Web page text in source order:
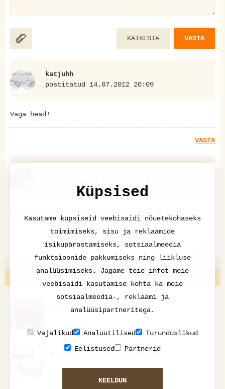
KATKESTA VASTA
katjuhh
postitatud 14.07.2012 20:09
Väga head!
VASTA
niristada.
VAATA VEEL
Lõhemarja soolamine
Kitsejuustu-peedivõileivad
Küpsised
Kasutame küpsiseid veebisaidi nõuetekohaseks
toimimiseks, sisu ja reklaamide
isikupärastamiseks, sotsiaalmeedia
funktsioonide pakkumiseks ning liikluse
analüüsimiseks. Jagame teie infot meie
veebisaidi kasutamise kohta ka meie
sotsiaalmeedia-, reklaami ja
analüüsipartneritega.
Vajalikud Analüütilised
Turunduslikud
Eelistused
Partnerid
KEELDUN